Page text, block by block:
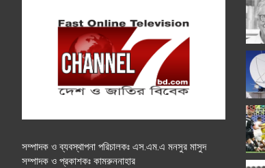
সম্পাদক ও ব্যবস্থাপনা পরিচালকঃ এস.এম.এ মনসুর মাসুদ
সম্পাদক ও প্রকাশকঃ কামরুননাহার